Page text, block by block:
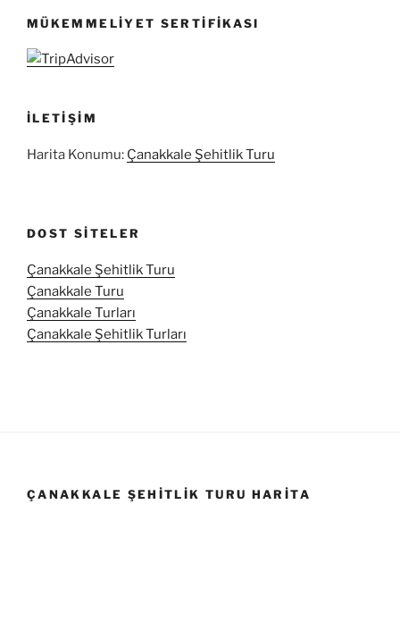
MÜKEMMELIYET SERTIFIKASI
İLETIŞIM
Harita Konumu: Çanakkale Şehitlik Turu
DOST SITELER
Çanakkale Şehitlik Turu
Çanakkale Turu
Çanakkale Turları
Çanakkale Şehitlik Turları
ÇANAKKALE ŞEHITLIK TURU HARITA